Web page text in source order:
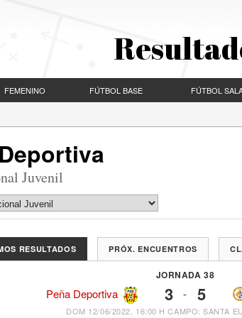
FEMENINO FÚTBOL BASE FÚTBOL
Juvenil
RESULTADOS PRÓX. ENCUENTROS
JORNADA 38
Peña Deportiva 3 - 5
DOM 12/06/2022, 16:00 H CAMPO: SANTA